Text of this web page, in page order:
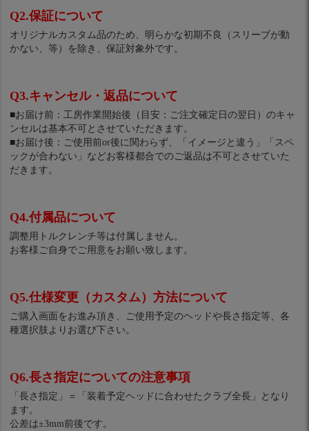
Q2.保証について
オリジナルカスタム品のため、明らかな初期不良（スリーブが動
かない、等）を除き、保証対象外です。
Q3.キャンセル・返品について
■お届け前：工房作業開始後（目安：ご注文確定日の翌日）のキャ
ンセルは基本不可とさせていただきます。
■お届け後：ご使用前or後に関わらず、「イメージと違う」「スペ
ックが合わない」などお客様都合でのご返品は不可とさせていた
だきます。
Q4.付属品について
調整用トルクレンチ等は付属しません。
お客様ご自身でご用意をお願い致します。
Q5.仕様変更（カスタム）方法について
ご購入画面をお進み頂き、ご使用予定のヘッドや長さ指定等、各
種選択肢よりお選び下さい。
Q6.長さ指定についての注意事項
「長さ指定」＝「装着予定ヘッドに合わせたクラブ全長」となり
ます。
公差は±3mm前後です。